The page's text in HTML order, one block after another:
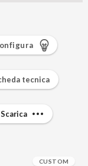
CUSTOM
tecnica
Scarica